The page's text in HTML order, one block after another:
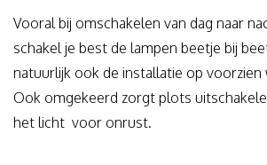
Vooral bij omschakelen van dag naar
schakel je best de lampen beetje bij
natuurlijk ook de installatie op voorzien
Ook omgekeerd zorgt plots
het licht voor onrust.